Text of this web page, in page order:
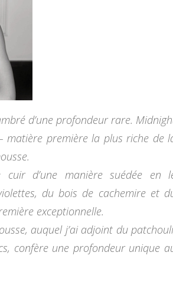
d’une profondeur rare.
matière première la plus riche de
d’une manière suédée en
du bois de cachemire et
exceptionnelle.
auquel j’ai adjoint du
confère une profondeur unique